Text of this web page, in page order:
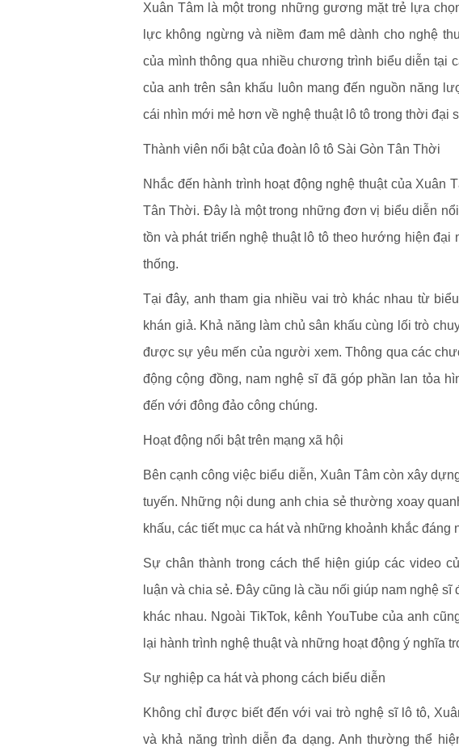
Xuân Tâm là một trong những gương mặt trẻ lựa
lực không ngừng và niềm đam mê dành cho nghệ
của mình thông qua nhiều chương trình biểu diễn tại
của anh trên sân khấu luôn mang đến nguồn năng
cái nhìn mới mẻ hơn về nghệ thuật lô tô trong thời đại
Thành viên nổi bật của đoàn lô tô Sài Gòn Tân Thời
Nhắc đến hành trình hoạt động nghệ thuật của Xuân
Tân Thời. Đây là một trong những đơn vị biểu diễn
tồn và phát triển nghệ thuật lô tô theo hướng hiện
thống.
Tại đây, anh tham gia nhiều vai trò khác nhau từ
khán giả. Khả năng làm chủ sân khấu cùng lối trò
được sự yêu mến của người xem. Thông qua các
động cộng đồng, nam nghệ sĩ đã góp phần lan tỏa
đến với đông đảo công chúng.
Hoạt động nổi bật trên mạng xã hội
Bên cạnh công việc biểu diễn, Xuân Tâm còn xây
tuyến. Những nội dung anh chia sẻ thường xoay
khấu, các tiết mục ca hát và những khoảnh khắc đáng
Sự chân thành trong cách thể hiện giúp các video
luận và chia sẻ. Đây cũng là cầu nối giúp nam nghệ
khác nhau. Ngoài TikTok, kênh YouTube của anh
lại hành trình nghệ thuật và những hoạt động ý nghĩa
Sự nghiệp ca hát và phong cách biểu diễn
Không chỉ được biết đến với vai trò nghệ sĩ lô tô,
và khả năng trình diễn đa dạng. Anh thường thể